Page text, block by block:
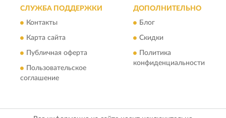
СЛУЖБА ПОДДЕРЖКИ
Контакты
Карта сайта
Публичная оферта
Пользовательское
соглашение
ДОПОЛНИТЕЛЬНО
Блог
Скидки
Политика
конфиденциальности